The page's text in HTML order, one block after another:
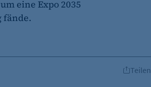
eine Expo 2035
fände.
Teilen